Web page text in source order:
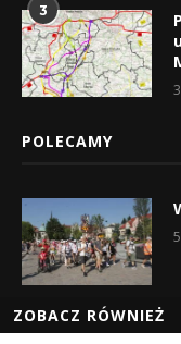
3
POLECAMY
ZOBACZ RÓWNIEŻ